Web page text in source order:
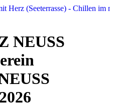
Herz (Seeterrasse) - Chillen im
NEUSS